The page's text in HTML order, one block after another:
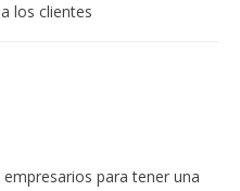
los clientes
para tener una